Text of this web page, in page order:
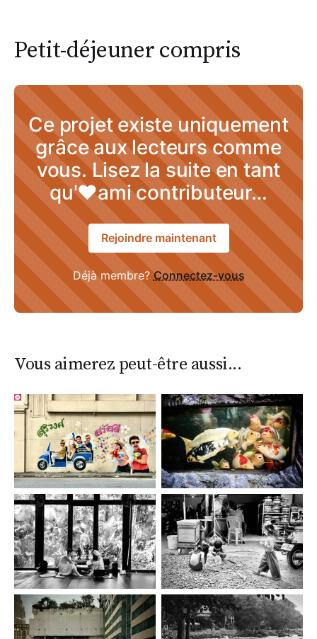
Petit-déjeuner compris
Ce projet existe uniquement
grâce aux lecteurs comme
vous. Lisez la suite en tant
qu'♥ami contributeur…
Rejoindre maintenant
Déjà membre?Connectez-vous
Vous aimerez peut-être aussi...